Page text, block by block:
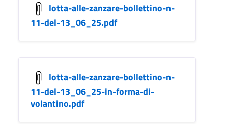
lotta-alle-zanzare-bollettino-n-
11-del-13_06_25.pdf
lotta-alle-zanzare-bollettino-n-
11-del-13_06_25-in-forma-di-
volantino.pdf